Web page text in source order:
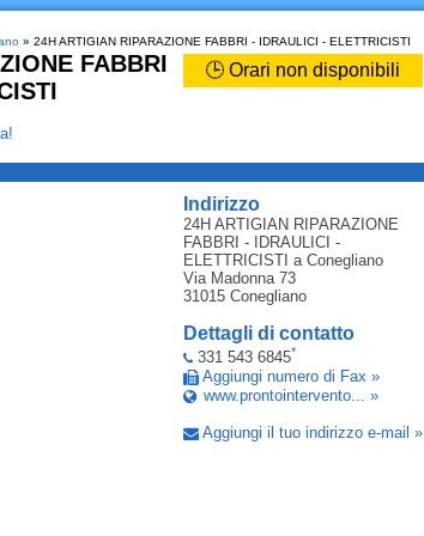
» 24H ARTIGIAN RIPARAZIONE FABBRI - IDRAULICI - ELETTRICISTI
FABBRI
🕒 Orari non disponibili
Indirizzo
24H ARTIGIAN RIPARAZIONE
FABBRI - IDRAULICI -
ELETTRICISTI a Conegliano
Via Madonna 73
31015 Conegliano
Dettagli di contatto
331 543 6845*
Aggiungi numero di Fax »
www.prontointervento... »
Aggiungi il tuo indirizzo e-mail »